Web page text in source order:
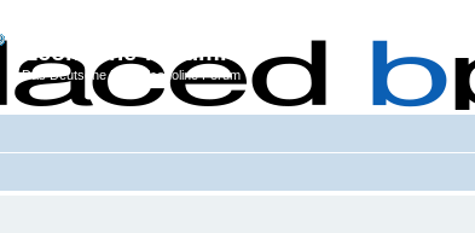
Econoline-Forum.de
Das Deutsche Ford Econoline Forum